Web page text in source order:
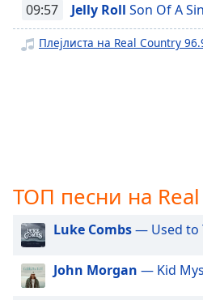
descriptions
off,
selected
settings
dialog
subtitles
off
selected
09:57 Jelly Roll Son Of A
Плејлиста на Real Country
ТОП песни на
Luke Combs— Used to
John Morgan — Kid